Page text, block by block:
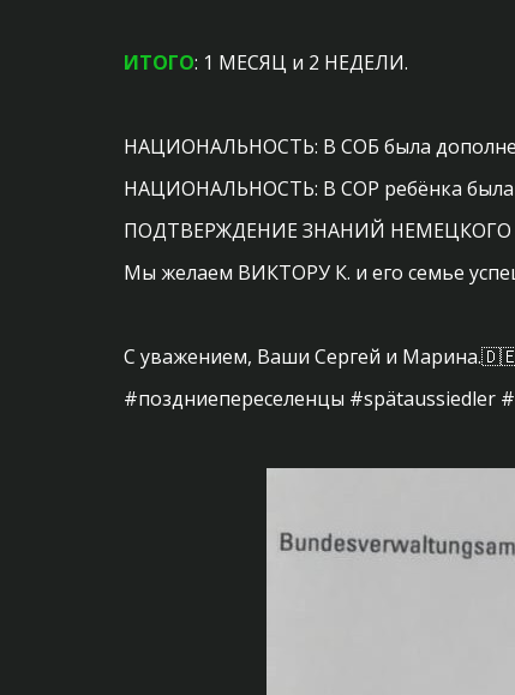
ИТОГО: 1 МЕСЯЦ и 2 НЕДЕЛИ.
НАЦИОНАЛЬНОСТЬ: В СОБ была
НАЦИОНАЛЬНОСТЬ: В СОР ребёнка была
ПОДТВЕРЖДЕНИЕ ЗНАНИЙ НЕМЕЦКОГО
Мы желаем ВИКТОРУ К. и его семье
С уважением, Ваши Сергей и
#поздниепереселенцы #spätaussiedler